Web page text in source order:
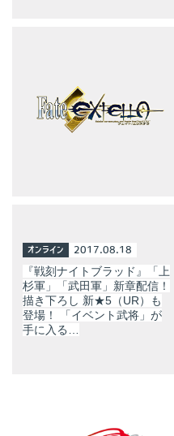
オンライン 2017.08.18
『戦刻ナイトブラッド』「上
杉軍」「武田軍」新章配信！
描き下ろし 新★5（UR）も
登場！ 「イベント武将」が
手に入る…